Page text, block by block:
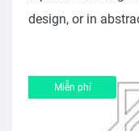
design, or in
Miễn phí